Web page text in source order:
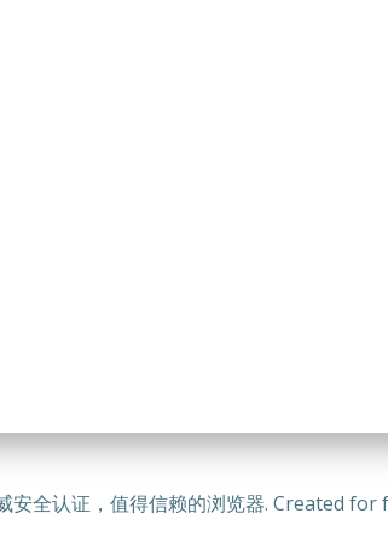
安全认证，值得信赖的浏览器. Created